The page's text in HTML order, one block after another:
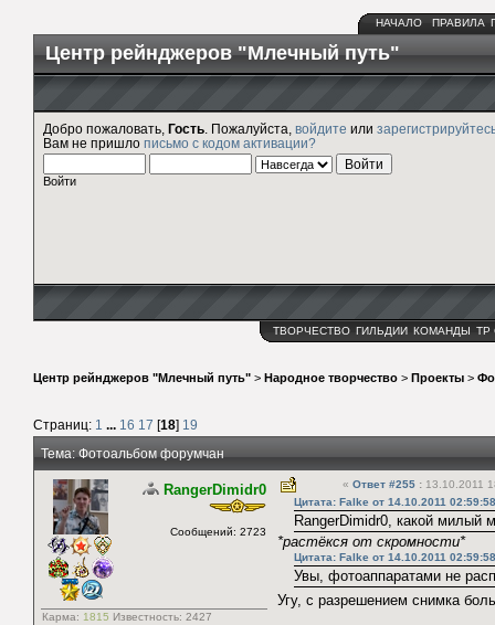
НАЧАЛО ПРАВИЛА
Центр рейнджеров "Млечный путь"
Добро пожаловать, Гость . Пожалуйста, войдите или
Вам не пришло письмо с кодом активации?
Войти
ТВОРЧЕСТВО ГИЛЬДИИ КОМАНДЫ ТР
Центр рейнджеров "Млечный путь" > Народное творчество > Проекты >
Страниц: 1 ... 16 17 [18] 19
Тема: Фотоальбом форумчан
RangerDimidr0
Сообщений: 2723
Карма: 1815 Известность: 2427
« Ответ #255 : 13.10.2011
Цитата: Falke от 14.10.2011 02:59:58
RangerDimidr0, какой милый
*растёкся от скромности*
Цитата: Falke от 14.10.2011 02:59:58
Увы, фотоаппаратами не
Угу, с разрешением снимка